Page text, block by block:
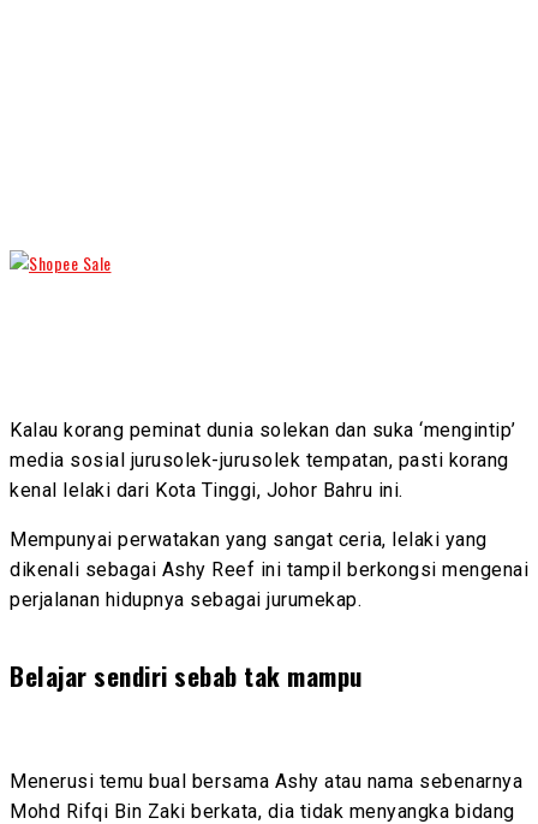
Kalau korang peminat dunia solekan dan suka ‘mengintip’
media sosial jurusolek-jurusolek tempatan, pasti korang
kenal lelaki dari Kota Tinggi, Johor Bahru ini.
Mempunyai perwatakan yang sangat ceria, lelaki yang
dikenali sebagai Ashy Reef ini tampil berkongsi mengenai
perjalanan hidupnya sebagai jurumekap.
Belajar sendiri sebab tak mampu
Menerusi temu bual bersama Ashy atau nama sebenarnya
Mohd Rifqi Bin Zaki berkata, dia tidak menyangka bidang